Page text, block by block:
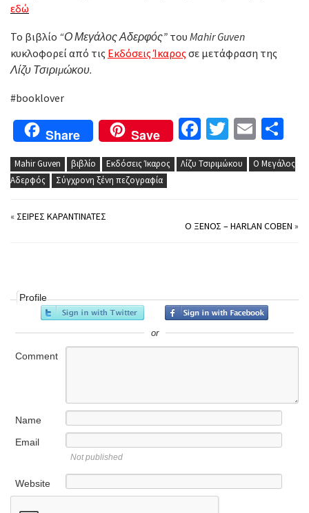
εδώ
To βιβλίο “Ο Μεγάλος Αδερφός” του Mahir Guven
κυκλοφορεί από τις Εκδόσεις Ίκαροςσε μετάφραση της
Λίζυ Τσιριμώκου.
#booklover
Share Save Facebook
Twitter
Email
Mahir Guven βιβλίο Εκδόσεις Ίκαρος Λίζυ Τσιριμώκου
Ο Μεγάλος
Αδερφός
Σύγχρονη ξένη πεζογραφία
« ΣΕΙΡΈΣ ΚΑΡΑΝΤΙΝΆΤΕΣ
Ο ΞΈΝΟΣ – HARLAN COBEN »
Profile
or
Comment
Name
Email
Not published
Website